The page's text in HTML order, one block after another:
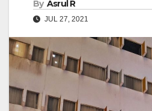
By Asrul R
JUL 27, 2021